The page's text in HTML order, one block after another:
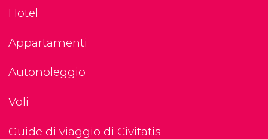
Hotel
Appartamenti
Autonoleggio
Voli
Guide di viaggio di Civitatis